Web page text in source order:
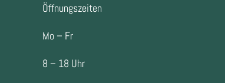
Öffnungszeiten
Mo – Fr
8 – 18 Uhr